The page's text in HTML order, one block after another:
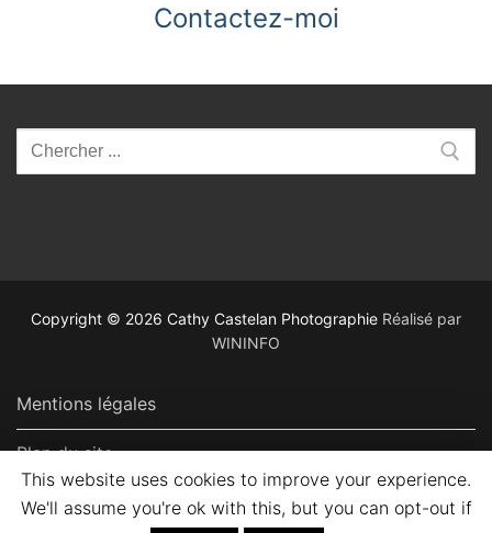
Contactez-moi
Rechercher
:
Copyright © 2026 Cathy Castelan Photographie Réalisé par
WININFO
Mentions légales
Plan du site
This website uses cookies to improve your experience.
We'll assume you're ok with this, but you can opt-out if